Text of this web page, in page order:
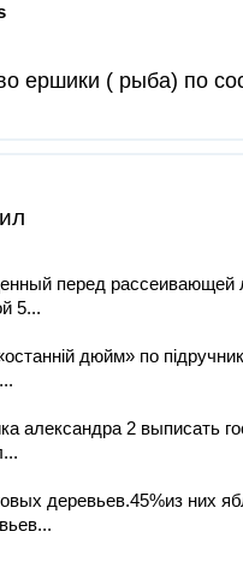
ершики ( рыба) по
перед рассеивающей
5...
дюйм» по
александра 2 выписать
деревьев.45%из них